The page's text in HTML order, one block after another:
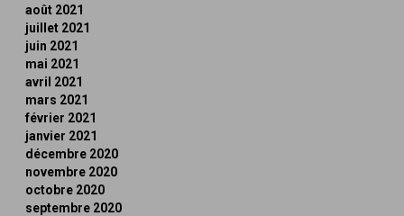
août 2021
juillet 2021
juin 2021
mai 2021
avril 2021
mars 2021
février 2021
janvier 2021
décembre 2020
novembre 2020
octobre 2020
septembre 2020